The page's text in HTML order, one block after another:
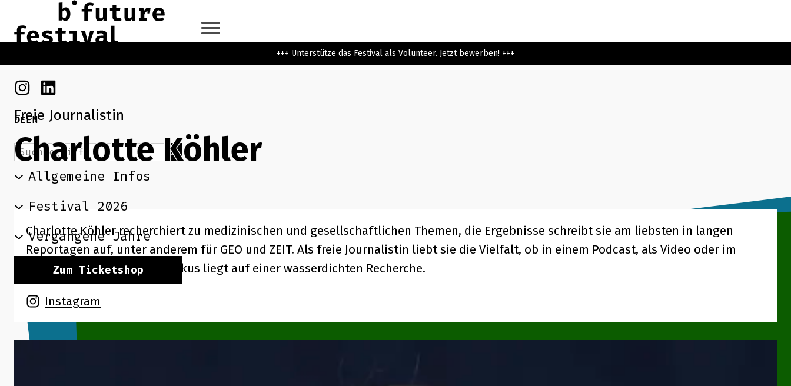
Zum Hauptinhalt der Seite springen
Zur Startseite navigieren
Instagram
Linkedin
DEEN
Suchbegriff Suchen
Allgemeine Infos
Festival 2026
Vergangene Jahre
Zum Ticketshop
+++ Unterstütze das Festival als Volunteer. Jetzt bewerben! +++
Freie Journalistin
Charlotte Köhler
Charlotte Köhler recherchiert zu medizinischen und gesellschaftlichen Themen, die Ergebnisse schreibt sie am liebsten in langen
Reportagen auf, unter anderem für GEO und ZEIT. Als freie Journalistin liebt sie die Vielfalt, ob in einem Podcast, als Video oder im
guten alten Magazin – ihr Fokus liegt auf einer wasserdichten Recherche.
Instagram